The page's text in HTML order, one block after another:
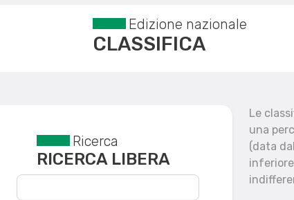
Edizione nazionale
CLASSIFICA
Reset filtri
Ricerca
RICERCA LIBERA
Le
una
(data